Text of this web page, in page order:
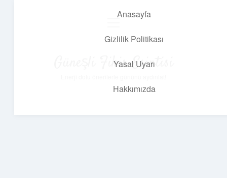
Anasayfa
Gizlilik Politikası
Yasal Uyarı
Hakkımızda
Güneşli Fikir Esintisi